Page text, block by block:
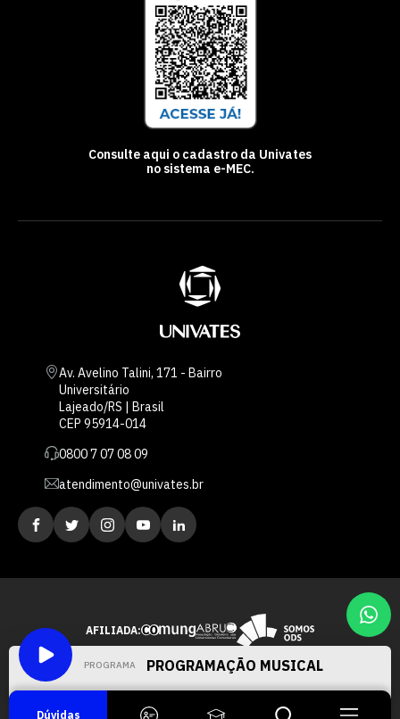
PROGRAMA PROGRAMAÇÃO MUSICAL
PLEBE RUDE - JOHNNY VAI A GUERRA (O CONCRETO JÁ
RACHOU, 1985)
Dúvidas
Consulte aqui o cadastro da Univates
no sistema e-MEC.
Av. Avelino Talini, 171 - Bairro
Universitário
Lajeado/RS | Brasil
CEP 95914-014
0800 7 07 08 09
atendimento@univates.br
AFILIADA:
Instituição de Ensino Superior Comunitária